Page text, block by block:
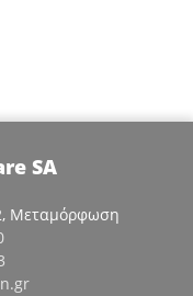
SA
Μεταμόρφωση